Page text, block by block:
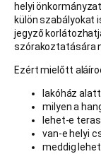
helyi
külön szabályokat
jegyző
szórakoztatására
Ezért mielőtt
lakóház
milyen a
lehet-e
van-e helyi
meddig